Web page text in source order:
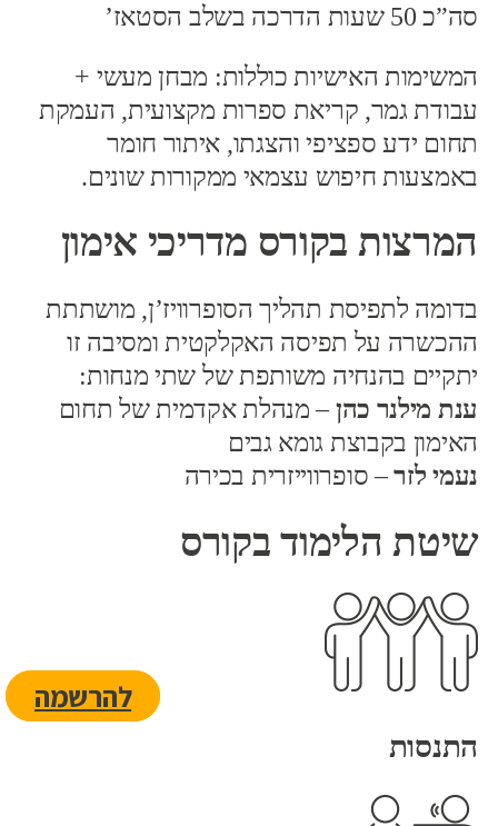
סה”כ 50 שעות הדרכה בשלב הסטאז’
המשימות האישיות כוללות: מבחן מעשי +
עבודת גמר, קריאת ספרות מקצועית, העמקת
תחום ידע ספציפי והצגתו, איתור חומר
באמצעות חיפוש עצמאי ממקורות שונים.
המרצות בקורס מדריכי אימון
בדומה לתפיסת תהליך הסופרוויז’ן, מושתתת
ההכשרה על תפיסה האקלקטית ומסיבה זו
יתקיים בהנחיה משותפת של שתי מנחות:
ענת מילנר כהן– מנהלת אקדמית של תחום
האימון בקבוצת גומא גבים
נעמי לזר– סופרווייזרית בכירה
שיטת הלימוד בקורס
התנסות
להרשמה